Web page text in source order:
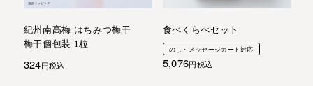
紀州南高梅 はちみつ梅干
梅干個包装 1粒
324 税込
食べくらべセット
のし・メッセージカート対応
5,076 税込